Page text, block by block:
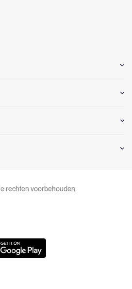
rechten voorbehouden.